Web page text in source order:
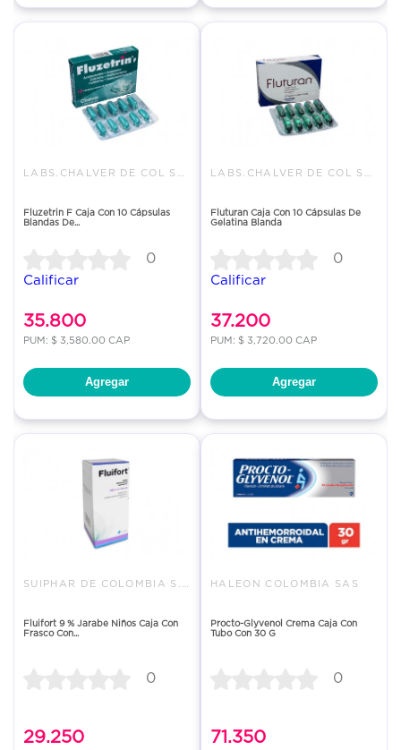
Fluzetrin F Caja Con 10 Cápsulas
Blandas De...
0
Calificar
35.800
PUM: $ 3,580.00 CAP
Agregar
Fluturan Caja Con 10 Cápsulas De
Gelatina Blanda
0
Calificar
37.200
PUM: $ 3,720.00 CAP
Agregar
Fluifort 9 % Jarabe Niños Caja Con
Frasco Con...
0
29.250
HALEON COLOMBIA SAS
Procto-Glyvenol Crema Caja Con
Tubo Con 30 G
0
71.350